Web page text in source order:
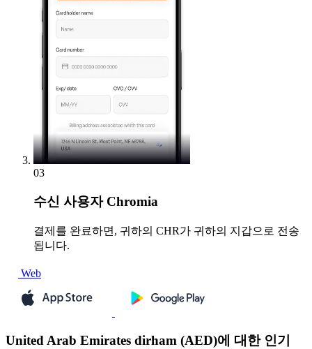
03
수신 사용자 Chromia
결제를 완료하면, 귀하의 CHR가 귀하의 지갑으로 전송
됩니다.
Web
United Arab Emirates dirham (AED)에 대한 인기